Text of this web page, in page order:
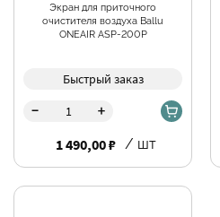
Экран для приточного
очистителя воздуха Ballu
ONEAIR ASP-200P
Быстрый заказ
- +
1 490,00 ₽ / шт